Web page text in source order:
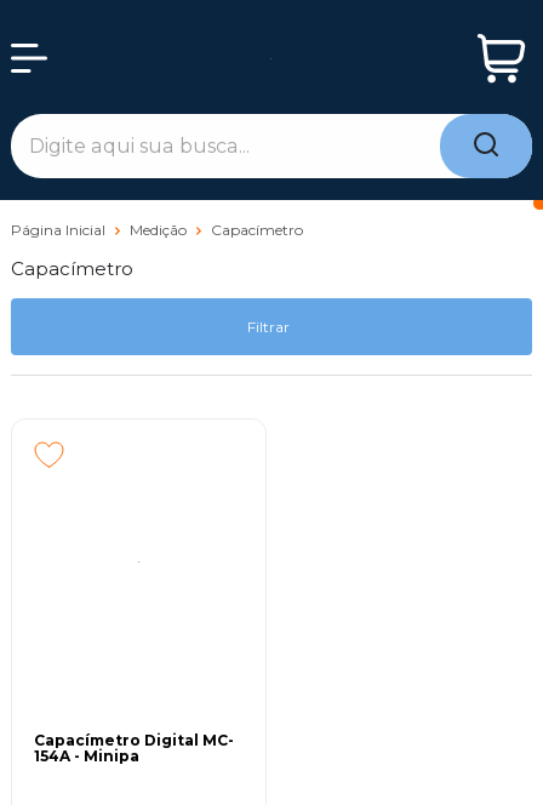
Página Inicial Medição Capacímetro
Capacímetro
Filtrar
Capacímetro Digital MC-
154A - Minipa